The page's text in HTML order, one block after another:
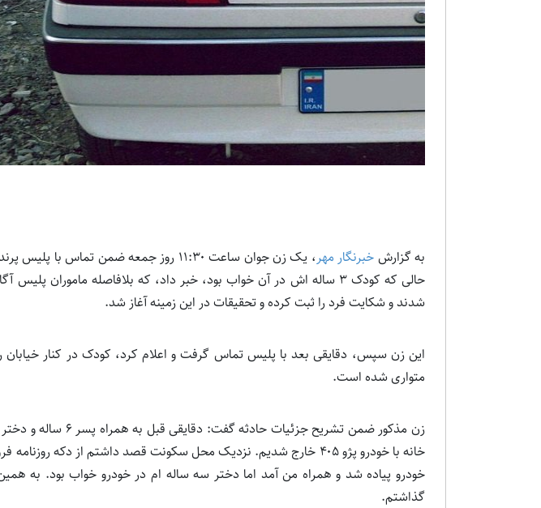
به گزارش خبرنگار مهر
، یک زن جوان ساعت ۱۱:۳۰ روز جمعه ضمن تماس
حالی که کودک ۳ ساله اش در آن خواب بود، خبر داد، که بلافاصله ماموران
شدند و شکایت فرد را ثبت کرده و تحقیقات در این زمینه آغاز شد.
این زن سپس، دقایقی بعد با پلیس تماس گرفت و اعلام کرد، کودک در کنار خیابان
متواری شده است.
زن مذکور ضمن تشریح جزئیات
خانه با خودرو پژو ۴۰۵ خارج شدیم. نزدیک محل سکونت قصد داشتم از دکه
خودرو پیاده شد و همراه من آمد اما دختر سه ساله ام در خودرو خواب بود. به
گذاشتم.